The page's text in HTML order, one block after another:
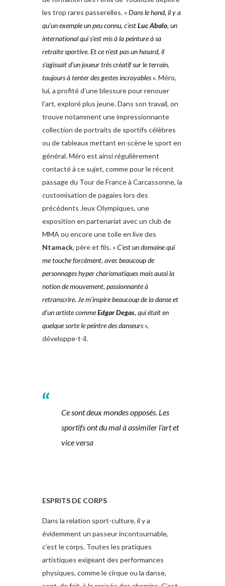
les trop rares passerelles. «Dans le hand, il y a
qu’un exemple un peu connu, c’estLuc Abalo, un
international qui s’estmis à la peinture à sa
retraite sportive. Et ce n’est pas un hasard, il
s’agissaitd’un joueur très créatif sur le terrain,
toujours à tenter des gestes incroyables». Méro,
lui, a profité d’une blessure pour renouer
l’art, exploré plus jeune. Dans son travail, on
trouve notamment une impressionnante
collection de portraits de sportifs célèbres
ou de tableaux mettant en scène le sport en
général. Méro est ainsi régulièrement
contacté à ce sujet, comme pour le récent
passage du Tour de France à Carcassonne, la
customisation de pagaies lors des
précédents Jeux Olympiques, une
exposition en partenariat avec un club de
MMA ou encore une toile en live des
Ntamack, père et fils. «C’est un domaine qui
me touche forcément, avec beaucoupde
personnages hyper charismatiquesmais aussi la
notion de mouvement, passionnante à
retranscrire. Je m’inspire beaucoup de la danse et
d’un artiste commeEdgar Degas, qui était en
quelque sorte le peintre des danseurs»,
développe-t-il.
Ce sont deux mondes opposés. Les
sportifs ont du mal à assimiler l’art et
vice versa
ESPRITS DE CORPS
Dans la relation sport-culture, il y a
évidemment un passeur incontournable,
c’est le corps. Toutes les pratiques
artistiques exigeant des performances
physiques, comme le cirque ou la danse,